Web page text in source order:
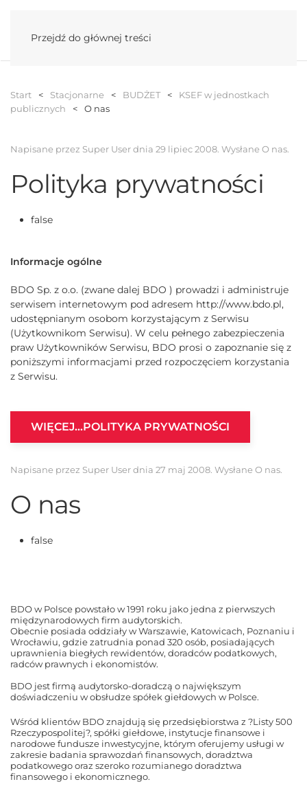
Przejdź do głównej treści
Start Stacjonarne BUDŻET
KSEF w jednostkach
publicznych
O nas
Napisane przez Super User dnia 29 lipiec 2008. Wysłane O nas.
Polityka prywatności
false
Informacje ogólne
BDO Sp. z o.o. (zwane dalej BDO ) prowadzi i administruje
serwisem internetowym pod adresem http://www.bdo.pl,
udostępnianym osobom korzystającym z Serwisu
(Użytkownikom Serwisu). W celu pełnego zabezpieczenia
praw Użytkowników Serwisu, BDO prosi o zapoznanie się z
poniższymi informacjami przed rozpoczęciem korzystania
z Serwisu.
WIĘCEJ…POLITYKA PRYWATNOŚCI
Napisane przez Super User dnia 27 maj 2008. Wysłane O nas.
O nas
false
BDO w Polsce powstało w 1991 roku jako jedna z pierwszych
międzynarodowych firm audytorskich.
Obecnie posiada oddziały w Warszawie, Katowicach, Poznaniu i
Wrocławiu, gdzie zatrudnia ponad 320 osób, posiadających
uprawnienia biegłych rewidentów, doradców podatkowych,
radców prawnych i ekonomistów.
BDO jest firmą audytorsko-doradczą o największym
doświadczeniu w obsłudze spółek giełdowych w Polsce.
Wśród klientów BDO znajdują się przedsiębiorstwa z ?Listy 500
Rzeczypospolitej?, spółki giełdowe, instytucje finansowe i
narodowe fundusze inwestycyjne, którym oferujemy usługi w
zakresie badania sprawozdań finansowych, doradztwa
podatkowego oraz szeroko rozumianego doradztwa
finansowego i ekonomicznego.